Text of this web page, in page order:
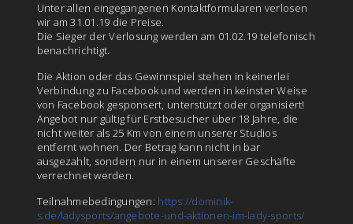
Unter allen eingegangenen Kontaktformularen verlosen
wir am 31.01.19 die Preise.
Die Sieger der Verlosung werden am 01.02.19 telefonisch
benachrichtigt.
Die Aktion oder das Gewinnspiel stehen in keinerlei
Verbindung zu Facebook und werden in keinster Weise
von Facebook gesponsert, unterstützt oder organisiert!
Angebot nur gültig für Erstbesucher über 18 Jahre, die
nicht weiter als 25 Km von einem unserer Studios
entfernt wohnen. Der Betrag kann nicht in bar
ausgezahlt, sondern nur in einem unserer Geschäfte
verrechnet werden.
Teilnahmebedingungen: https://dominik-
s.de/ladysports/angebote-und-aktionen-im-lady-sports/